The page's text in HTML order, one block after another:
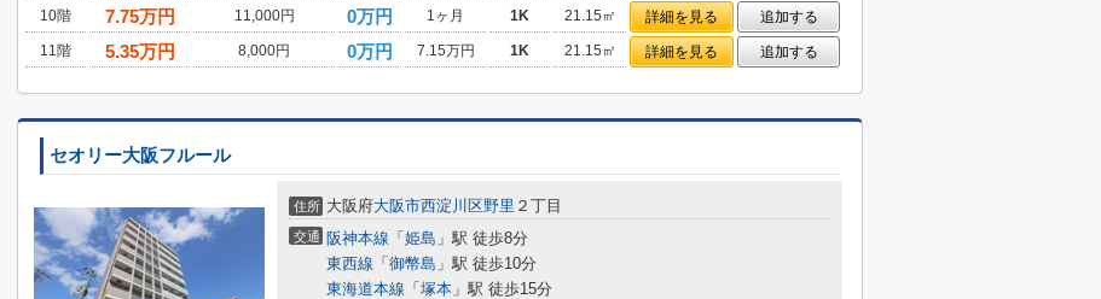
10階
7.75万円 11,000円 0万円 1ヶ月 1K 21.15㎡ 詳細を見る
追加する
11階
5.35万円 8,000円 0万円 7.15万円 1K 21.15㎡ 詳細を見る 追加する
セオリー大阪フルール
住所 大阪府大阪市西淀川区野里 ２丁目
交通 阪神本線 「 姫島 」駅 徒歩8分
東西線 「 御幣島 」駅 徒歩10分
東海道本線 「 塚本 」駅 徒歩15分